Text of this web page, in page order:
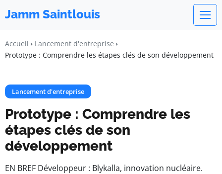
Jamm Saintlouis
Accueil
Lancement d'entreprise
Prototype : Comprendre les étapes clés de son développement
Lancement d'entreprise
Prototype : Comprendre les
étapes clés de son
développement
EN BREF Développeur : Blykalla, innovation nucléaire.